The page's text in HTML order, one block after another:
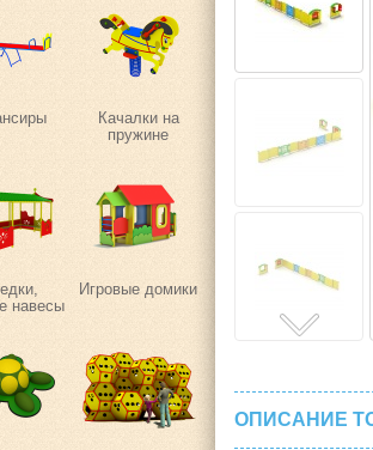
Качалки на
пружине
навесы
Игровые домики
ОПИСАНИЕ